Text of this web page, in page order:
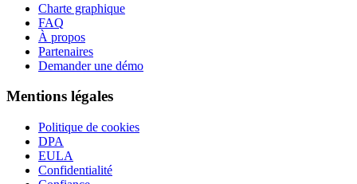
Charte graphique
FAQ
À propos
Partenaires
Demander une démo
Mentions légales
Politique de cookies
DPA
EULA
Confidentialité